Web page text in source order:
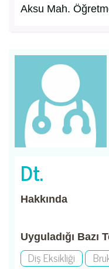
Aksu Mah.
Dt.
Hakkında
Uyguladığı Bazı
Diş Eksikliği